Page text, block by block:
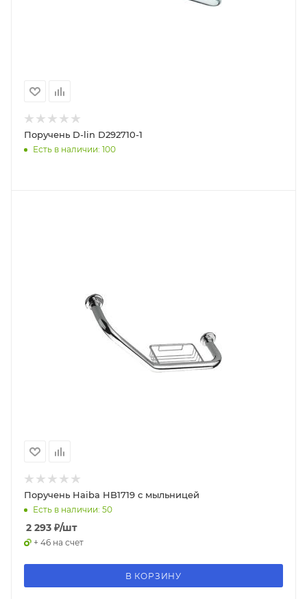
Поручень D-lin D292710-1
Есть в наличии: 100
Поручень Haiba HB1719 с мыльницей
Есть в наличии: 50
2 293 ₽/шт
+ 46 на счет
В КОРЗИНУ